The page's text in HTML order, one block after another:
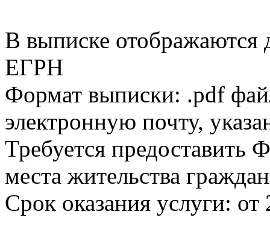
В выписке
ЕГРН
Формат выписки: .pdf
электронную почту,
Требуется
места жительства
Срок оказания услуги: от